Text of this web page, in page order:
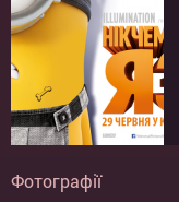
Фотографії